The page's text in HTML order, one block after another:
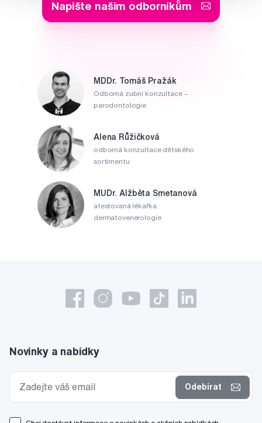
Napište našim odborníkům
MDDr. Tomáš Pražák
Odborná zubní konzultace –
parodontologie
Alena Růžičková
odborná konzultace dětského
sortimentu
MUDr. Alžběta Smetanová
atestovaná lékařka
dermatovenerologie
Novinky a nabídky
Odebírat